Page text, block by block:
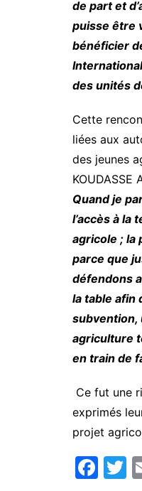
de part et
puisse être
bénéficier
des unités
Cette
liées aux
des jeunes
Quand je
l’accès à la
agricole ; la
parce que
défendons
la table afin
subvention,
agriculture
en train de
Ce fut une
exprimés
projet
F
T